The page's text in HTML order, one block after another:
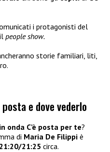
i protagonisti del
people show.
storie familiari, liti,
posta e dove vederlo
onda C’è posta per te?
di Maria De Filippi è
21:20/21:25 circa.